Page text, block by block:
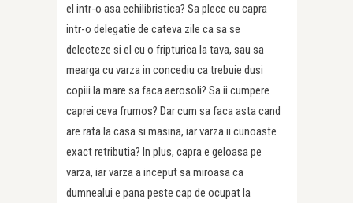
el intr-o asa echilibristica? Sa plece cu capra
intr-o delegatie de cateva zile ca sa se
delecteze si el cu o fripturica la tava, sau sa
mearga cu varza in concediu ca trebuie dusi
copiii la mare sa faca aerosoli? Sa ii cumpere
caprei ceva frumos? Dar cum sa faca asta cand
are rata la casa si masina, iar varza ii cunoaste
exact retributia? In plus, capra e geloasa pe
varza, iar varza a inceput sa miroasa ca
dumnealui e pana peste cap de ocupat la